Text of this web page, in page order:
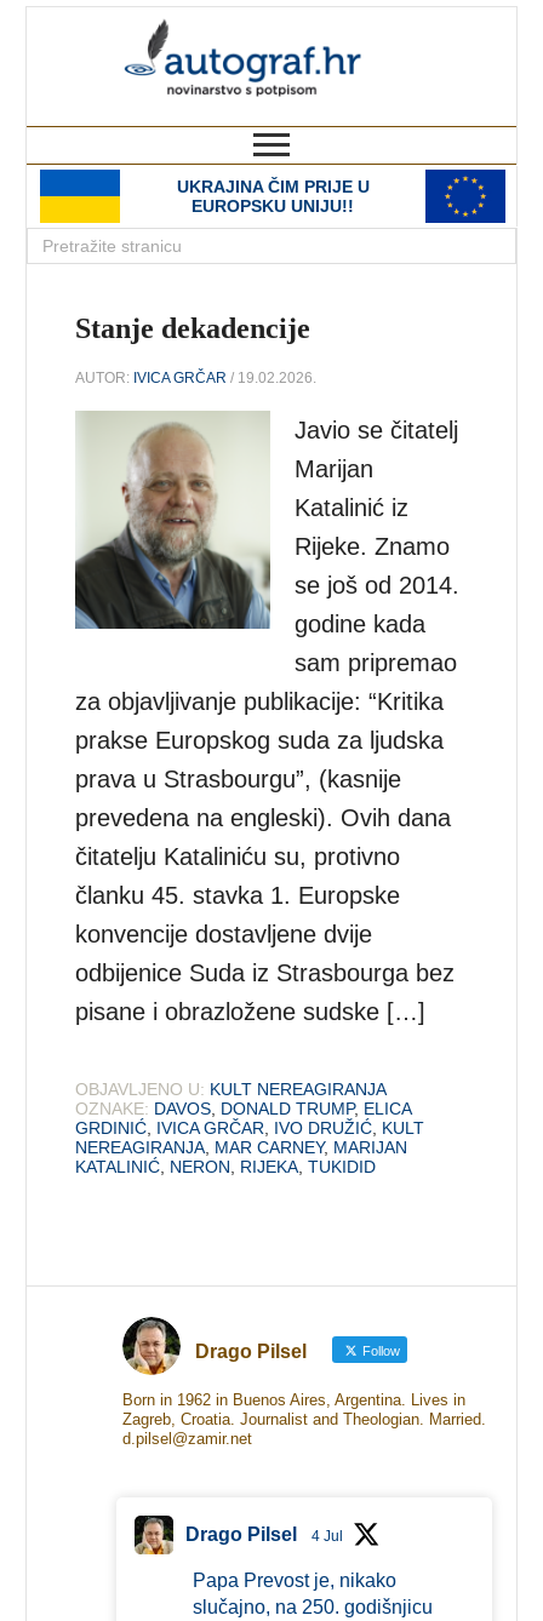
UKRAJINA ČIM PRIJE U
EUROPSKU UNIJU!!
Stanje dekadencije
AUTOR: IVICA GRČAR / 19.02.2026.
Javio se čitatelj
Marijan
Katalinić iz
Rijeke. Znamo
se još od 2014.
godine kada
sam pripremao
za objavljivanje publikacije: “Kritika
prakse Europskog suda za ljudska
prava u Strasbourgu”, (kasnije
prevedena na engleski). Ovih dana
čitatelju Kataliniću su, protivno
članku 45. stavka 1. Europske
konvencije dostavljene dvije
odbijenice Suda iz Strasbourga bez
pisane i obrazložene sudske […]
OBJAVLJENO U: KULT NEREAGIRANJA
OZNAKE: DAVOS DONALD TRUMP, ELICA
GRDINIĆ IVICA GRČAR IVO DRUŽIĆ KULT
NEREAGIRANJA MAR CARNEY, MARIJAN
KATALINIĆ NERON RIJEKA ,TUKIDID
Drago Pilsel Follow
Born in 1962 in Buenos Aires, Argentina. Lives in
Zagreb, Croatia. Journalist and Theologian. Married.
d.pilsel@zamir.net
Drago Pilsel 4 Jul
Papa Prevost je, nikako
slučajno, na 250. godišnjicu